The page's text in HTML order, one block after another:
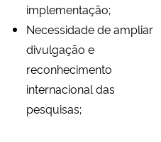
implementação;
Necessidade de ampliar
divulgação e
reconhecimento
internacional das
pesquisas;